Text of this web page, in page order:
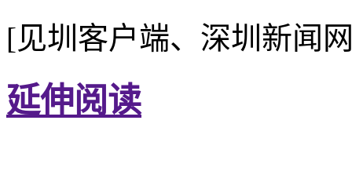
[见圳客户端、深圳新闻
延伸阅读